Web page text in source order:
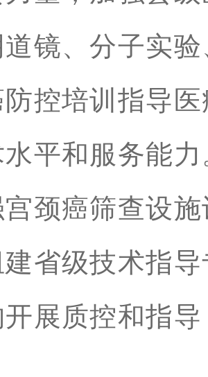
镜、分子实
控培训指导
水平和服务能
颈癌筛查设
建省级技术指
展质控和指